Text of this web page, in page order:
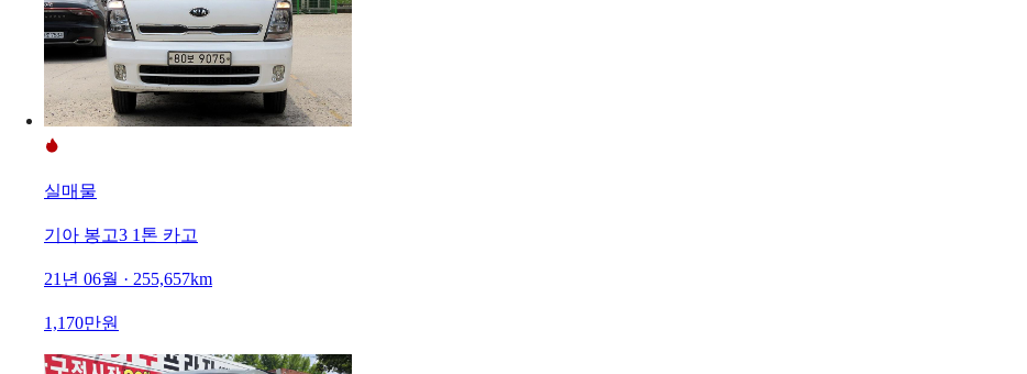
실매물
기아 봉고3 1톤 카고
21년 06월 · 255,657km
1,170만원